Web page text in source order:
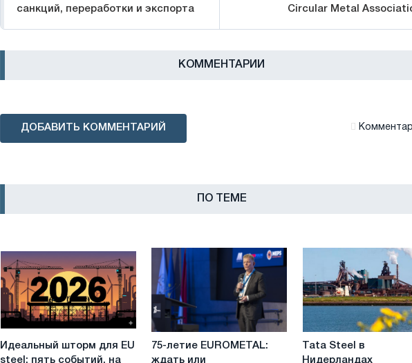
санкций, переработки и экспорта
Circular Metal
КОММЕНТАРИИ
ДОБАВИТЬ КОММЕНТАРИЙ
ПО ТЕМЕ
Идеальный
шторм
Идеальный шторм для EU
steel: пять событий, на
75-
75-летие EUROMETAL:
ждать или
Tata
Steel
Tata Steel в
Нидерландах